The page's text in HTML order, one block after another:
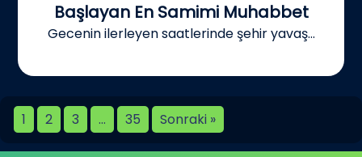
Başlayan En Samimi Muhabbet
Gecenin ilerleyen saatlerinde şehir yavaş...
1 2 3 … 35 Sonraki »